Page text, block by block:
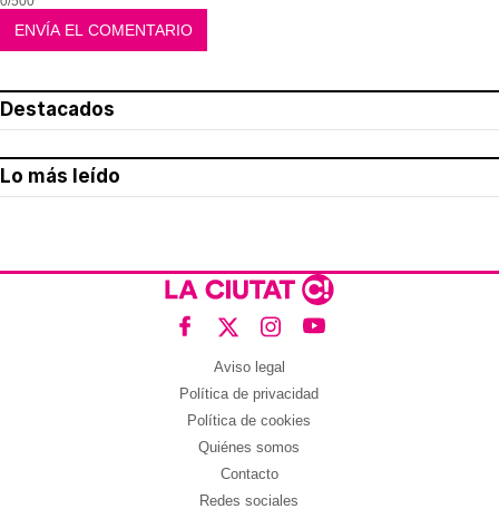
Destacados
Lo más leído
Aviso legal
Política de privacidad
Política de cookies
Quiénes somos
Contacto
Redes sociales